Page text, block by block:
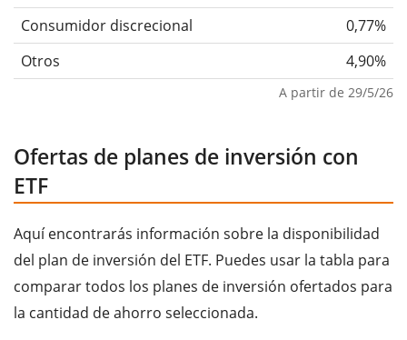
Consumidor discrecional
0,77%
Otros
4,90%
A partir de 29/5/26
Ofertas de planes de inversión con
ETF
Aquí encontrarás información sobre la disponibilidad
del plan de inversión del ETF. Puedes usar la tabla para
comparar todos los planes de inversión ofertados para
la cantidad de ahorro seleccionada.